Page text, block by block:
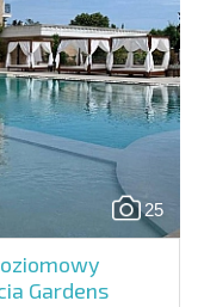
25
Gardens